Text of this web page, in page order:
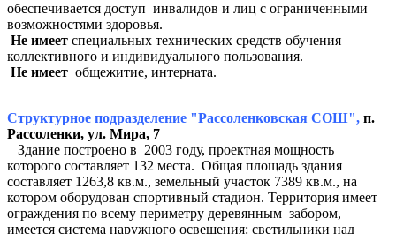
обеспечивается доступ инвалидов и лиц с ограниченными
возможностями здоровья.
Не имеет специальных технических средств обучения
коллективного и индивидуального пользования.
Не имеет общежитие, интерната.
Структурное подразделение "Рассоленковская СОШ", п.
Рассоленки, ул. Мира, 7
Здание построено в 2003 году, проектная мощность
которого составляет 132 места. Общая площадь здания
составляет 1263,8 кв.м., земельный участок 7389 кв.м., на
котором оборудован спортивный стадион. Территория имеет
ограждения по всему периметру деревянным забором,
имеется система наружного освещения: светильники над